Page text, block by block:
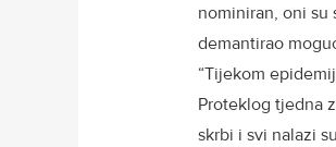
nominiran, oni su
demantirao
“Tijekom
Proteklog tjedna
skrbi i svi nalazi